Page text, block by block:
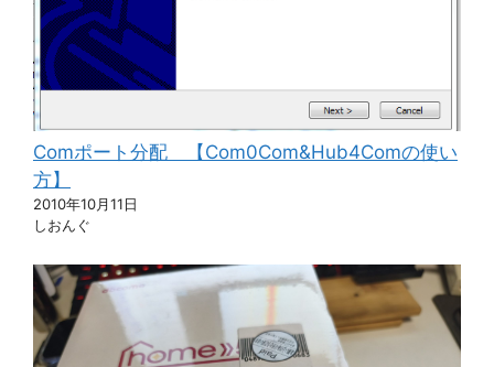
Comポート分配 【Com0Com&Hub4Comの使い
方】
2010年10月11日
しおんぐ